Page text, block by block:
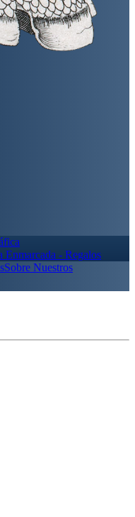
Enmarcada - Regalos
Sobre Nuestros